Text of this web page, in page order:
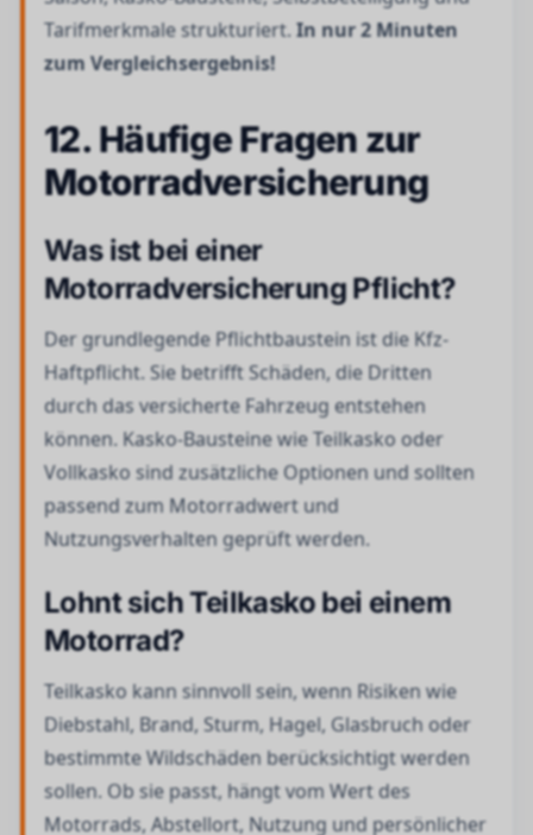
Tarifmerkmale strukturiert.In nur 2 Minuten
zum Vergleichsergebnis!
12. Häufige Fragen zur
Motorradversicherung
Was ist bei einer
Motorradversicherung Pflicht?
Der grundlegende Pflichtbaustein ist die Kfz-
Haftpflicht. Sie betrifft Schäden, die Dritten
durch das versicherte Fahrzeug entstehen
können. Kasko-Bausteine wie Teilkasko oder
Vollkasko sind zusätzliche Optionen und sollten
passend zum Motorradwert und
Nutzungsverhalten geprüft werden.
Lohnt sich Teilkasko bei einem
Motorrad?
Teilkasko kann sinnvoll sein, wenn Risiken wie
Diebstahl, Brand, Sturm, Hagel, Glasbruch oder
bestimmte Wildschäden berücksichtigt werden
sollen. Ob sie passt, hängt vom Wert des
Motorrads, Abstellort, Nutzung und persönlicher